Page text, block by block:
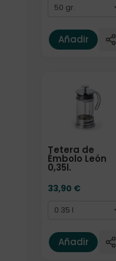
Añadir
Tetera de
Émbolo León
0,35l.
33,90 €
Formato
Añadir